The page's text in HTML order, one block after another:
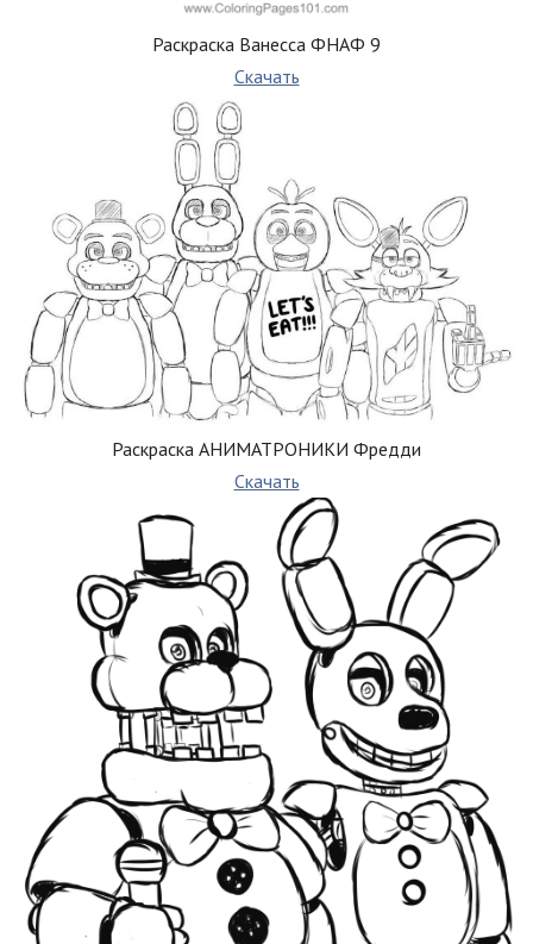
Раскраска Ванесса ФНАФ 9
Скачать
Раскраска АНИМАТРОНИКИ Фредди
Скачать